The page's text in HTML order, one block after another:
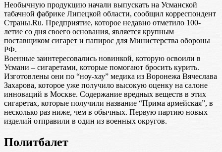
Необычную продукцию начали выпускать на Усманской
табачной фабрике Липецкой области, сообщил корреспондент
Страны.Ru. Предприятие, которое недавно отметило 100-
летие со дня своего основания, является крупным
поставщиком сигарет и папирос для Министерства обороны
РФ.
Военные заинтересовались новинкой, которую освоили в
Усмани – сигаретами, которые помогают бросить курить.
Изготовлены они по “ноу-хау” медика из Воронежа Вячеслава
Захарова, которое уже получило высокую оценку на салоне
инноваций в Москве. Содержание вредных веществ в этих
сигаретах, которые получили название “Прима армейская”, в
несколько раз ниже, чем в обычных. Первую партию новых
изделий отправили в один из военных округов.
Политбалет